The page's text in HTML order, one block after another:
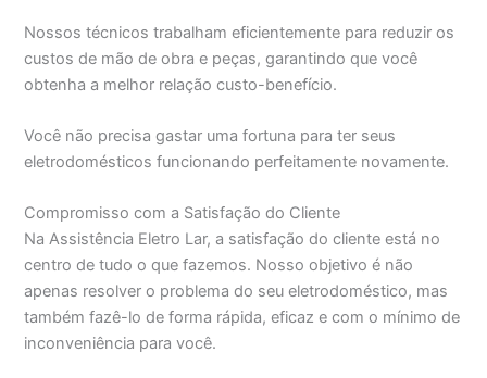
Nossos técnicos trabalham eficientemente para reduzir os
custos de mão de obra e peças, garantindo que você
obtenha a melhor relação custo-benefício.
Você não precisa gastar uma fortuna para ter seus
eletrodomésticos funcionando perfeitamente novamente.
Compromisso com a Satisfação do Cliente
Na Assistência Eletro Lar, a satisfação do cliente está no
centro de tudo o que fazemos. Nosso objetivo é não
apenas resolver o problema do seu eletrodoméstico, mas
também fazê-lo de forma rápida, eficaz e com o mínimo de
inconveniência para você.